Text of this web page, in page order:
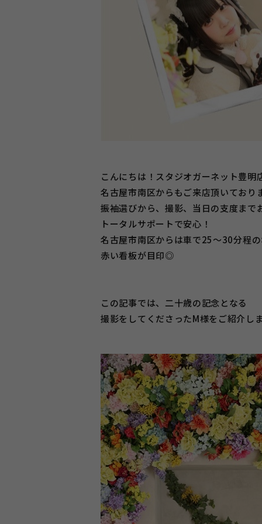
こんにちは！スタジオガーネット豊明
名古屋市南区からもご来店頂いており
振袖選びから、撮影、当日の支度ま
トータルサポートで安心！
名古屋市南区からは車で25～30分程
赤い看板が目印◎
この記事では、二十歳の記念となる
撮影をしてくださったM様をご紹介し